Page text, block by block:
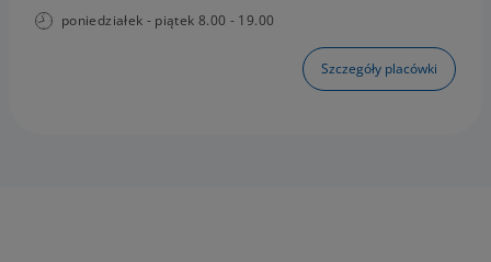
poniedziałek - piątek 8.00 - 19.00
Szczegóły placówki